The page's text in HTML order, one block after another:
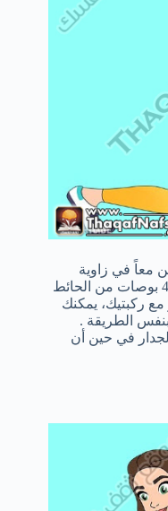
معاً في زاوية
ووضع إصبع القدم الكبير علي بعد حوالي 4 بوصات من الحائط
مع ركبتيك، يمكنك
الطريقة .
في حين أن